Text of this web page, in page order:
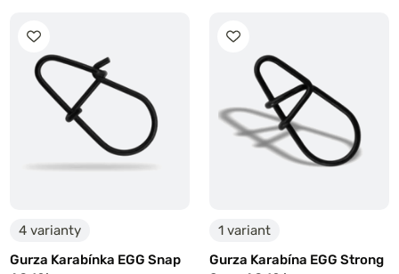
4 varianty
Gurza Karabínka EGG Snap
1 variant
Gurza Karabína EGG Strong